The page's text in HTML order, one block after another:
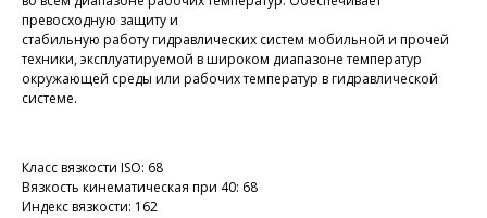
превосходную защиту и
стабильную работу гидравлических систем мобильной и прочей
техники, эксплуатируемой в широком диапазоне температур
окружающей среды или рабочих температур в гидравлической
системе.
Класс вязкости ISO: 68
Вязкость кинематическая при 40: 68
Индекс вязкости: 162